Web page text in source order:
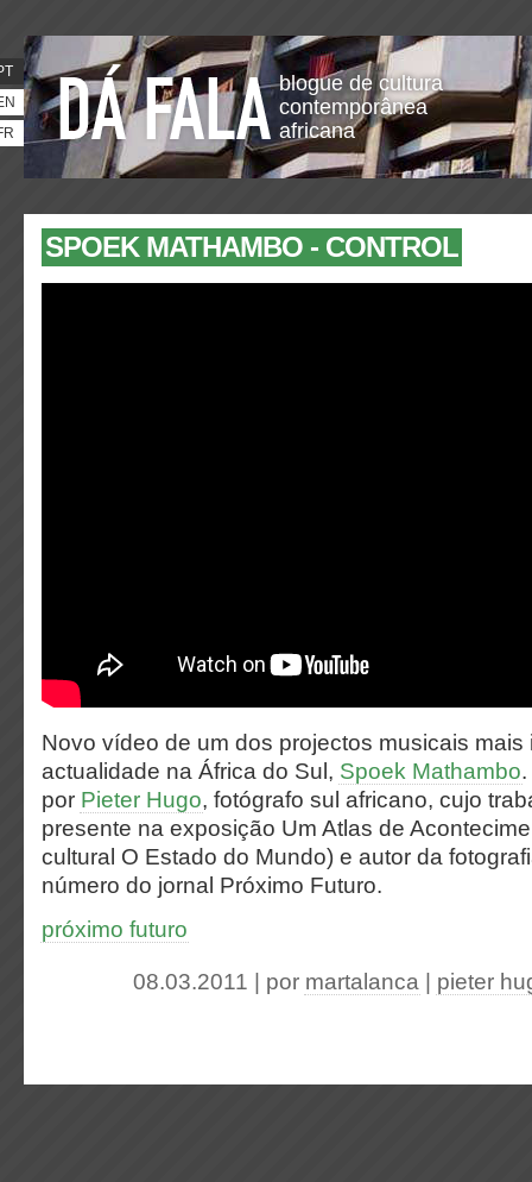
blogue de cultura
contemporânea
africana
SPOEK MATHAMBO - CONTROL
Novo vídeo de um dos projectos musicais mais
actualidade na África do Sul, Spoek Mathambo
por Pieter Hugo, fotógrafo sul africano, cujo
presente na exposição Um Atlas de
cultural O Estado do Mundo) e autor da
número do jornal Próximo Futuro.
próximo futuro
08.03.2011 | por martalanca pieter